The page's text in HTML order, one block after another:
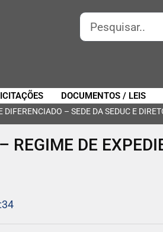
DOCUMENTOS / LEIS
– SEDE DA SEDUC E
DE